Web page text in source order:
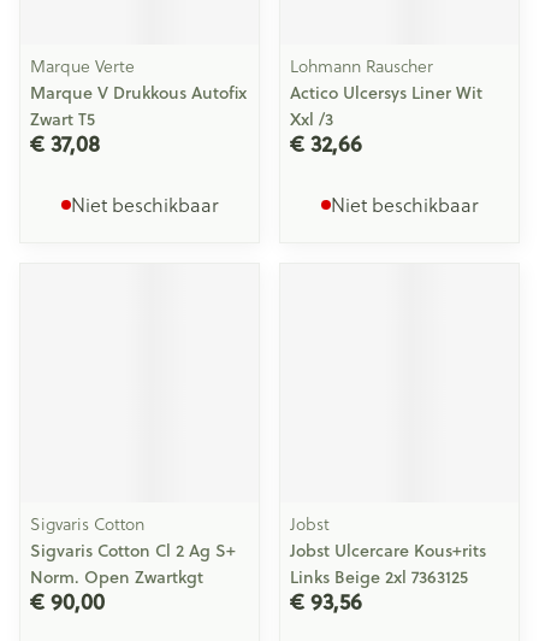
Marque Verte
Marque V Drukkous Autofix
Zwart T5
€ 37,08
Niet beschikbaar
Lohmann Rauscher
Actico Ulcersys Liner Wit
Xxl /3
€ 32,66
Niet beschikbaar
Sigvaris Cotton
Sigvaris Cotton Cl 2 Ag S+
Norm. Open Zwartkgt
€ 90,00
Jobst
Jobst Ulcercare Kous+rits
Links Beige 2xl 7363125
€ 93,56